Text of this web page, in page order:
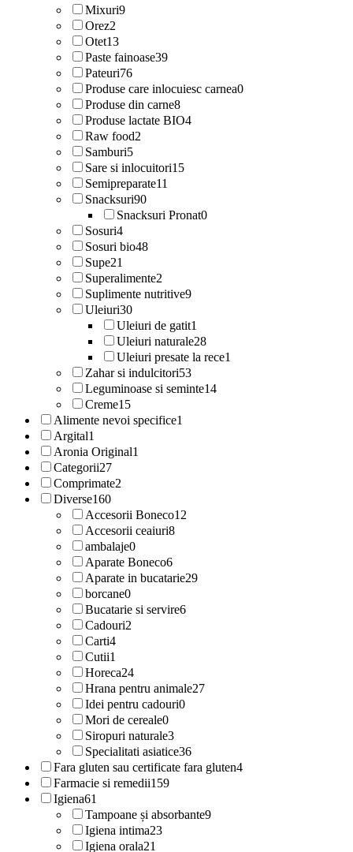
Mixuri9
Orez2
Otet13
Paste fainoase39
Pateuri76
Produse care inlocuiesc carnea0
Produse din carne8
Produse lactate BIO4
Raw food2
Samburi5
Sare si inlocuitori15
Semipreparate11
Snacksuri90
Snacksuri Pronat0
Sosuri4
Sosuri bio48
Supe21
Superalimente2
Suplimente nutritive9
Uleiuri30
Uleiuri de gatit1
Uleiuri naturale28
Uleiuri presate la rece1
Zahar si indulcitori53
Leguminoase si seminte14
Creme15
Alimente nevoi specifice1
Argital1
Aronia Original1
Categorii27
Comprimate2
Diverse160
Accesorii Boneco12
Accesorii ceaiuri8
ambalaje0
Aparate Boneco6
Aparate in bucatarie29
borcane0
Bucatarie si servire6
Cadouri2
Carti4
Cutii1
Horeca24
Hrana pentru animale27
Idei pentru cadouri0
Mori de cereale0
Siropuri naturale3
Specialitati asiatice36
Fara gluten sau certificate fara gluten4
Farmacie si remedii159
Igiena61
Tampoane și absorbante9
Igiena intima23
Igiena orala21